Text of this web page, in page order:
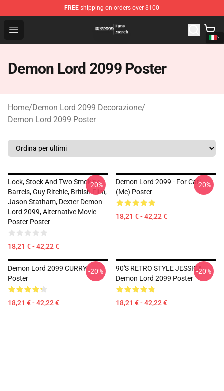
FREE shipping on orders over $100
Open menu
Demon Lord 2099 Store - Official Demon Lord 2099
Demon Lord 2099 Poster
Home/Demon Lord 2099 Decorazione/
Demon Lord 2099 Poster
Lock, Stock And Two Smoking
Barrels, Guy Ritchie, British Film,
Jason Statham, Dexter Demon
Lord 2099, Alternative Movie
Poster Poster
18,21 € - 42,22 €
-20%
Demon Lord 2099 - For Cari
(me) Poster
18,21 € - 42,22 €
-20%
Demon Lord 2099 CURRY
Poster
18,21 € - 42,22 €
-20%
90'S RETRO STYLE JESSICA
Demon Lord 2099 Poster
18,21 € - 42,22 €
-20%